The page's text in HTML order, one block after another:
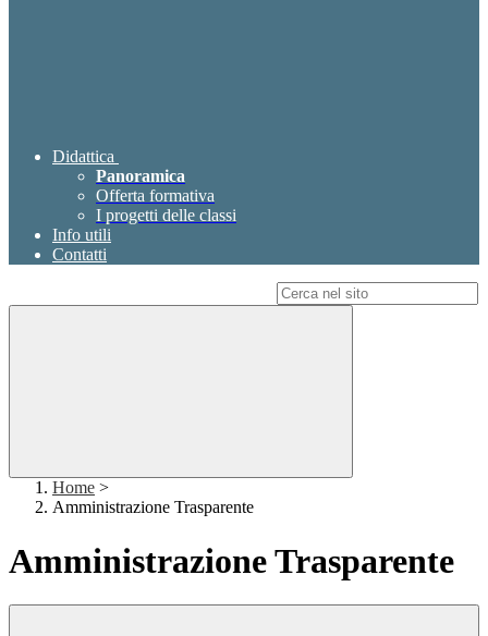
Didattica
Panoramica
Offerta formativa
I progetti delle classi
Info utili
Contatti
Home >
Amministrazione Trasparente
Amministrazione Trasparente